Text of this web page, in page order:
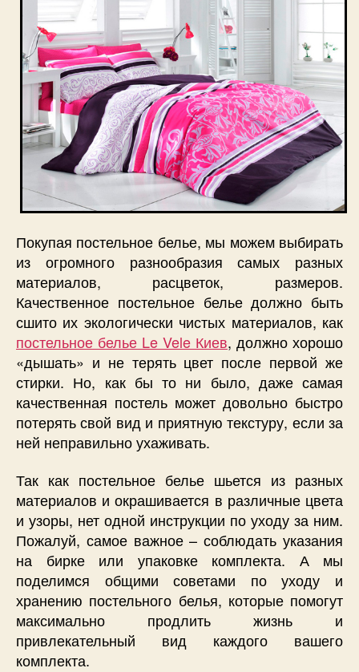
Покупая постельное белье, мы можем выбирать
из огромного разнообразия самых разных
материалов, расцветок, размеров.
Качественное постельное белье должно быть
сшито их экологически чистых материалов, как
постельное белье Le Vele Киев, должно хорошо
«дышать» и не терять цвет после первой же
стирки. Но, как бы то ни было, даже самая
качественная постель может довольно быстро
потерять свой вид и приятную текстуру, если за
ней неправильно ухаживать.
Так как постельное белье шьется из разных
материалов и окрашивается в различные цвета
и узоры, нет одной инструкции по уходу за ним.
Пожалуй, самое важное – соблюдать указания
на бирке или упаковке комплекта. А мы
поделимся общими советами по уходу и
хранению постельного белья, которые помогут
максимально продлить жизнь и
привлекательный вид каждого вашего
комплекта.